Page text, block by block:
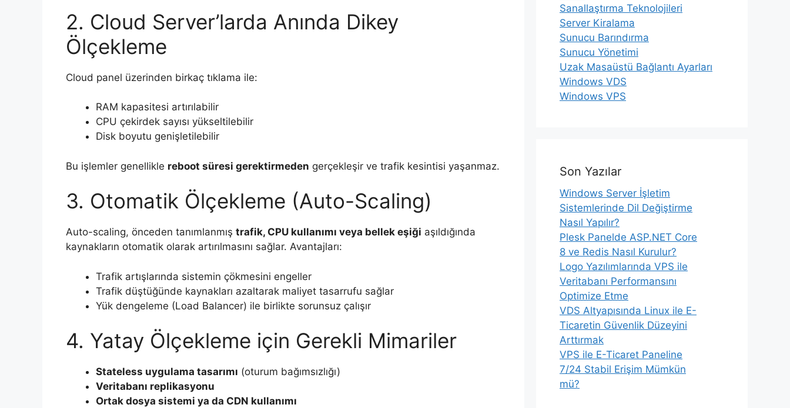
2. Cloud Server’larda Anında Dikey
Ölçekleme
Cloud panel üzerinden birkaç tıklama ile:
RAM kapasitesi artırılabilir
CPU çekirdek sayısı yükseltilebilir
Disk boyutu genişletilebilir
Bu işlemler genellikle reboot süresi gerektirmeden gerçekleşir ve trafik kesintisi yaşanmaz.
3. Otomatik Ölçekleme (Auto-Scaling)
Auto-scaling, önceden tanımlanmış trafik, CPU kullanımı veya bellek eşiği aşıldığında
kaynakların otomatik olarak artırılmasını sağlar. Avantajları:
Trafik artışlarında sistemin çökmesini engeller
Trafik düştüğünde kaynakları azaltarak maliyet tasarrufu sağlar
Yük dengeleme (Load Balancer) ile birlikte sorunsuz çalışır
4. Yatay Ölçekleme için Gerekli Mimariler
Stateless uygulama tasarımı (oturum bağımsızlığı)
Veritabanı replikasyonu
Ortak dosya sistemi ya da CDN kullanımı
Sanallaştırma Teknolojileri
Server Kiralama
Sunucu Barındırma
Sunucu Yönetimi
Uzak Masaüstü Bağlantı Ayarları
Windows VDS
Windows VPS
Son Yazılar
Windows Server İşletim
Sistemlerinde Dil Değiştirme
Nasıl Yapılır?
Plesk Panelde ASP.NET Core
8 ve Redis Nasıl Kurulur?
Logo Yazılımlarında VPS ile
Veritabanı Performansını
Optimize Etme
VDS Altyapısında Linux ile E-
Ticaretin Güvenlik Düzeyini
Arttırmak
VPS ile E-Ticaret Paneline
7/24 Stabil Erişim Mümkün
mü?